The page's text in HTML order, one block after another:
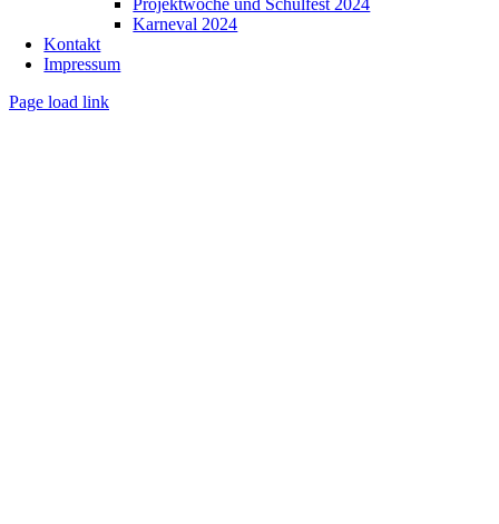
Projektwoche und Schulfest 2024
Karneval 2024
Kontakt
Impressum
Page load link